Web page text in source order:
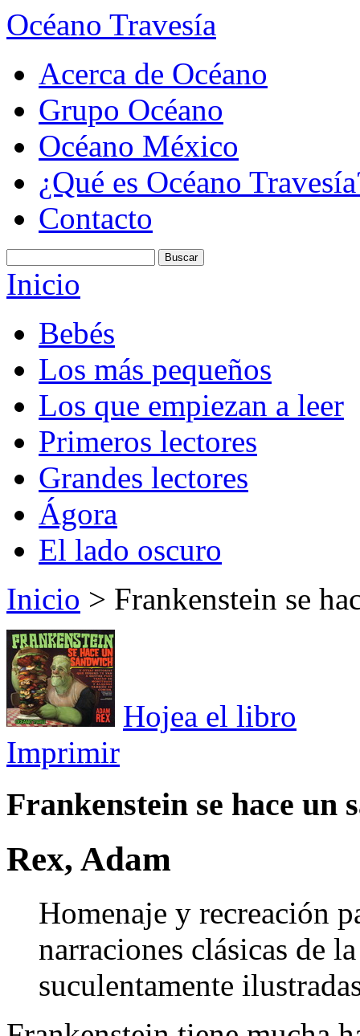
Océano Travesía
Acerca de Océano
Grupo Océano
Océano México
¿Qué es Océano
Contacto
Inicio
Bebés
Los más pequeños
Los que empiezan a leer
Primeros lectores
Grandes lectores
Ágora
El lado oscuro
Inicio > Frankenstein se
Hojea el libro
Imprimir
Frankenstein se hace un
Rex, Adam
Homenaje y recreación
narraciones clásicas de
suculentamente